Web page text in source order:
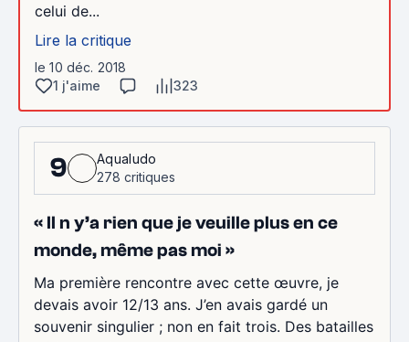
celui de...
Lire la critique
le 10 déc. 2018
1 j'aime
323
9
Aqualudo
278 critiques
« Il n y’a rien que je veuille plus en ce
monde, même pas moi »
Ma première rencontre avec cette œuvre, je
devais avoir 12/13 ans. J’en avais gardé un
souvenir singulier ; non en fait trois. Des batailles